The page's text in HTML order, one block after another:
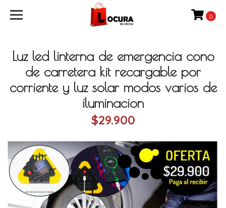
0
Luz led linterna de emergencia cono
de carretera kit recargable por
corriente y luz solar modos varios de
iluminacion
$29.900